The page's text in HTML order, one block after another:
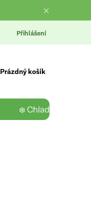
Přihlášení
Prázdný košík
❄️ Chladící